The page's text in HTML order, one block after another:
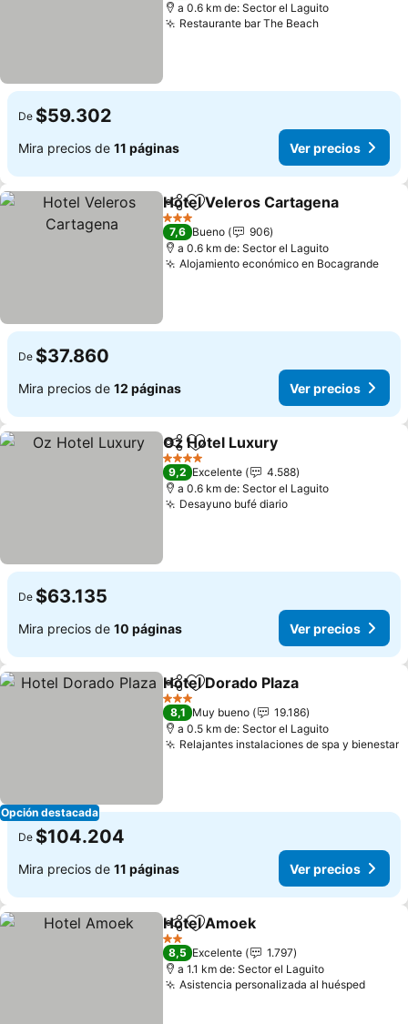
a 0.6 km de: Sector el Laguito
Restaurante bar The BeachVer precios
De $59.302
Mira precios de 11 páginas Ver precios
CompartirAgregar a favoritos
Hotel Veleros Cartagena
3 Estrellas
7,6 Bueno
906
a 0.6 km de: Sector el Laguito
Alojamiento económico en BocagrandeVer
De $37.860
Mira precios de 12 páginas Ver precios
CompartirAgregar a favoritos
Oz Hotel Luxury
4 Estrellas
9,2 Excelente
4.588
a 0.6 km de: Sector el Laguito
Desayuno bufé diarioVer precios
De $63.135
Mira precios de 10 páginas Ver precios
Opción destacada
CompartirAgregar a favoritos
Hotel Dorado Plaza
3 Estrellas
8,1 Muy bueno
19.186
a 0.5 km de: Sector el Laguito
Relajantes instalaciones de spa y bienestar
De $104.204
Mira precios de 11 páginas Ver precios
CompartirAgregar a favoritos
Hotel Amoek
2 Estrellas
8,5 Excelente
1.797
a 1.1 km de: Sector el Laguito
Asistencia personalizada al huéspedVer